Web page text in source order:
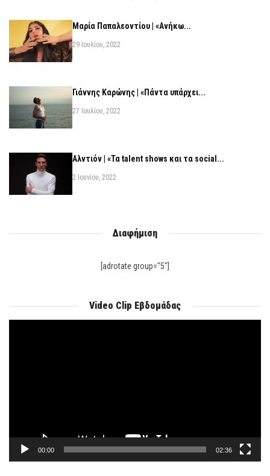
Μαρία Παπαλεοντίου | «Ανήκω...
29 Ιουλίου, 2022
Γιάννης Καρώνης | «Πάντα υπάρχει...
27 Ιουλίου, 2022
Αλντιόν | «Τα talent shows και τα social...
2 Ιουνίου, 2022
Διαφήμιση
[adrotate group="5"]
Video Clip Εβδομάδας
00:00 02:36